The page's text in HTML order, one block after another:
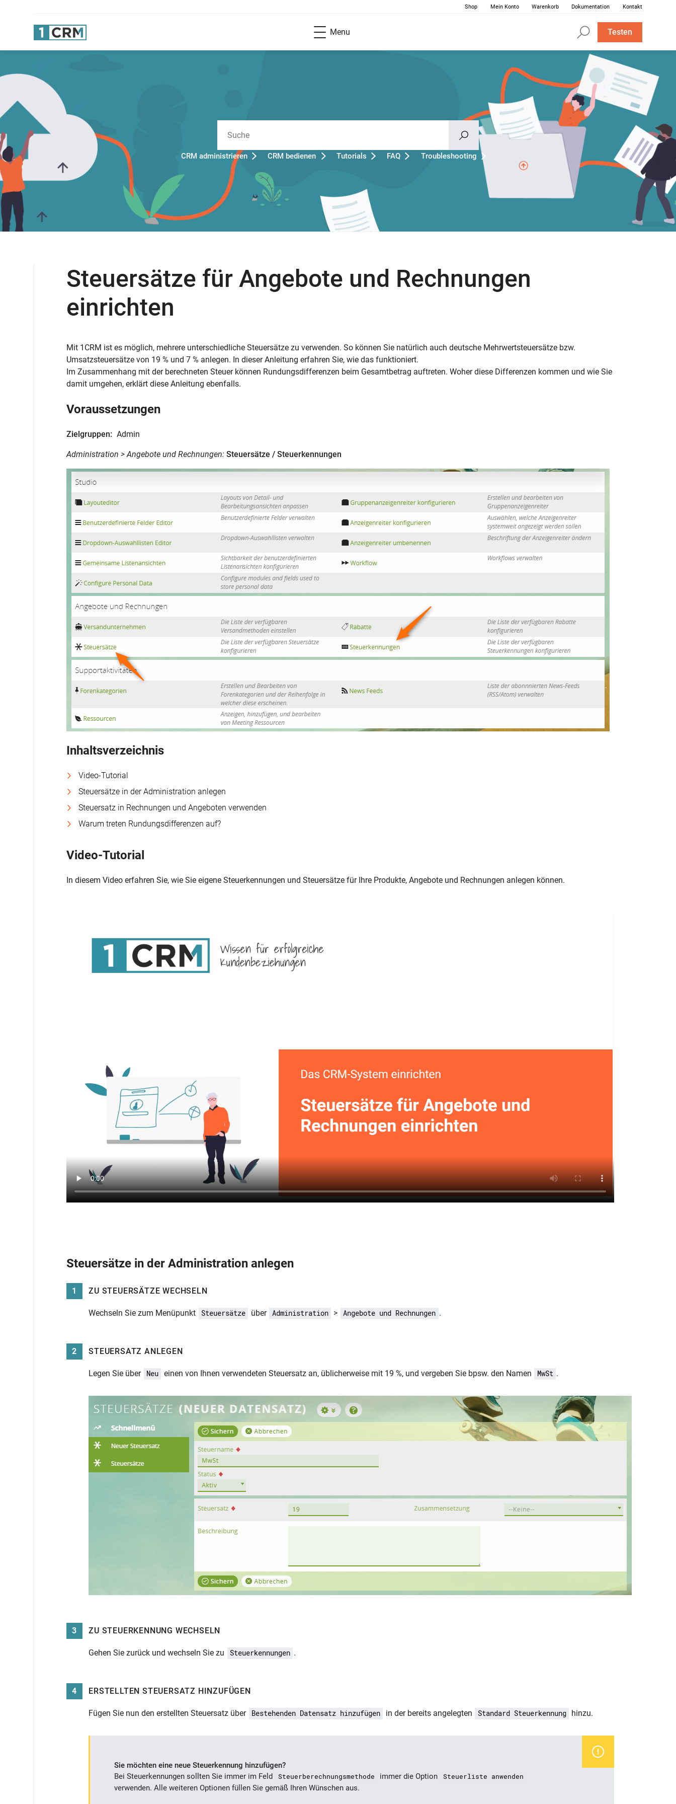
Shop Mein Konto Warenkorb Dokumentation Kontakt
Menu Testen
CRM administrieren CRM bedienen Tutorials FAQ Troubleshooting
Steuersätze für Angebote und Rechnungen
einrichten
Mit 1CRM ist es möglich, mehrere unterschiedliche Steuersätze zu verwenden. So können Sie natürlich auch deutsche Mehrwertsteuersätze bzw.
Umsatzsteuersätze von 19 % und 7 % anlegen. In dieser Anleitung erfahren Sie, wie das funktioniert.
Im Zusammenhang mit der berechneten Steuer können Rundungsdifferenzen beim Gesamtbetrag auftreten. Woher diese Differenzen kommen und wie Sie
damit umgehen, erklärt diese Anleitung ebenfalls.
Voraussetzungen
Zielgruppen: Admin
Administration > Angebote und Rechnungen: Steuersätze / Steuerkennungen
Inhaltsverzeichnis
Video-Tutorial
Steuersätze in der Administration anlegen
Steuersatz in Rechnungen und Angeboten verwenden
Warum treten Rundungsdifferenzen auf?
Video-Tutorial
In diesem Video erfahren Sie, wie Sie eigene Steuerkennungen und Steuersätze für Ihre Produkte, Angebote und Rechnungen anlegen können.
Steuersätze in der Administration anlegen
1 ZU STEUERSÄTZE WECHSELN
Wechseln Sie zum Menüpunkt Steuersätze über Administration > Angebote und Rechnungen .
2 STEUERSATZ ANLEGEN
Legen Sie über Neu einen von Ihnen verwendeten Steuersatz an, üblicherweise mit 19 %, und vergeben Sie bpsw. den Namen MwSt .
3 ZU STEUERKENNUNG WECHSELN
Gehen Sie zurück und wechseln Sie zu Steuerkennungen .
4 ERSTELLTEN STEUERSATZ HINZUFÜGEN
Fügen Sie nun den erstellten Steuersatz über Bestehenden Datensatz hinzufügen in der bereits angelegten Standard Steuerkennung hinzu.
Sie möchten eine neue Steuerkennung hinzufügen?
Bei Steuerkennungen sollten Sie immer im Feld Steuerberechnungsmethode immer die Option
Steuerliste anwenden
verwenden. Alle weiteren Optionen füllen Sie gemäß Ihren Wünschen aus.